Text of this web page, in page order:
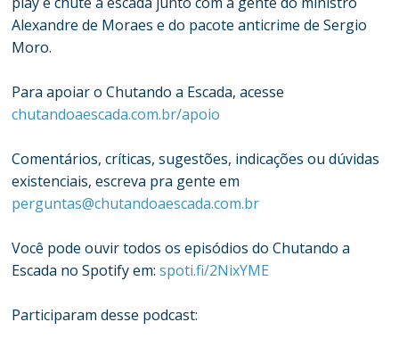
Alexandre de Moraes e do pacote anticrime de Sergio
Moro.
Para apoiar o Chutando a Escada, acesse
chutandoaescada.com.br/apoio
Comentários, críticas, sugestões, indicações ou dúvidas
existenciais, escreva pra gente em
perguntas@chutandoaescada.com.br
Você pode ouvir todos os episódios do Chutando a
Escada no Spotify em:spoti.fi/2NixYME
Participaram desse podcast: